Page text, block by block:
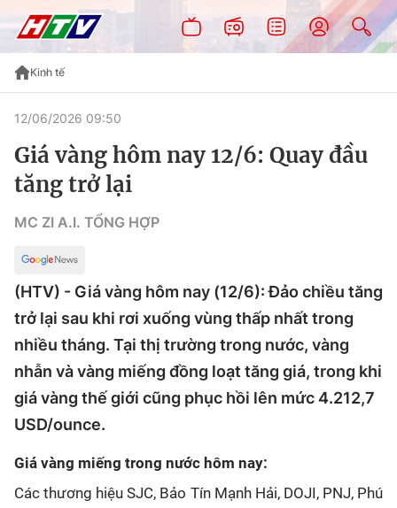
Kinh tế
12/06/2026 09:50
Giá vàng hôm nay 12/6: Quay đầu
tăng trở lại
MC ZI A.I. TỔNG HỢP
(HTV) - Giá vàng hôm nay (12/6): Đảo chiều tăng
trở lại sau khi rơi xuống vùng thấp nhất trong
nhiều tháng. Tại thị trường trong nước, vàng
nhẫn và vàng miếng đồng loạt tăng giá, trong khi
giá vàng thế giới cũng phục hồi lên mức 4.212,7
USD/ounce.
Giá vàng miếng trong nước hôm nay:
Các thương hiệu SJC, Bảo Tín Mạnh Hải, DOJI, PNJ, Phú